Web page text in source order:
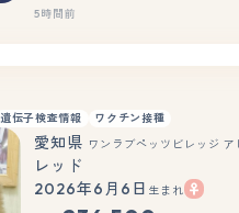
5時間前
遺伝子検査情報 ワクチン接種
もっ
愛知県 ワンラブペッツビレッジ
レッド
2026年6月6日 生まれ